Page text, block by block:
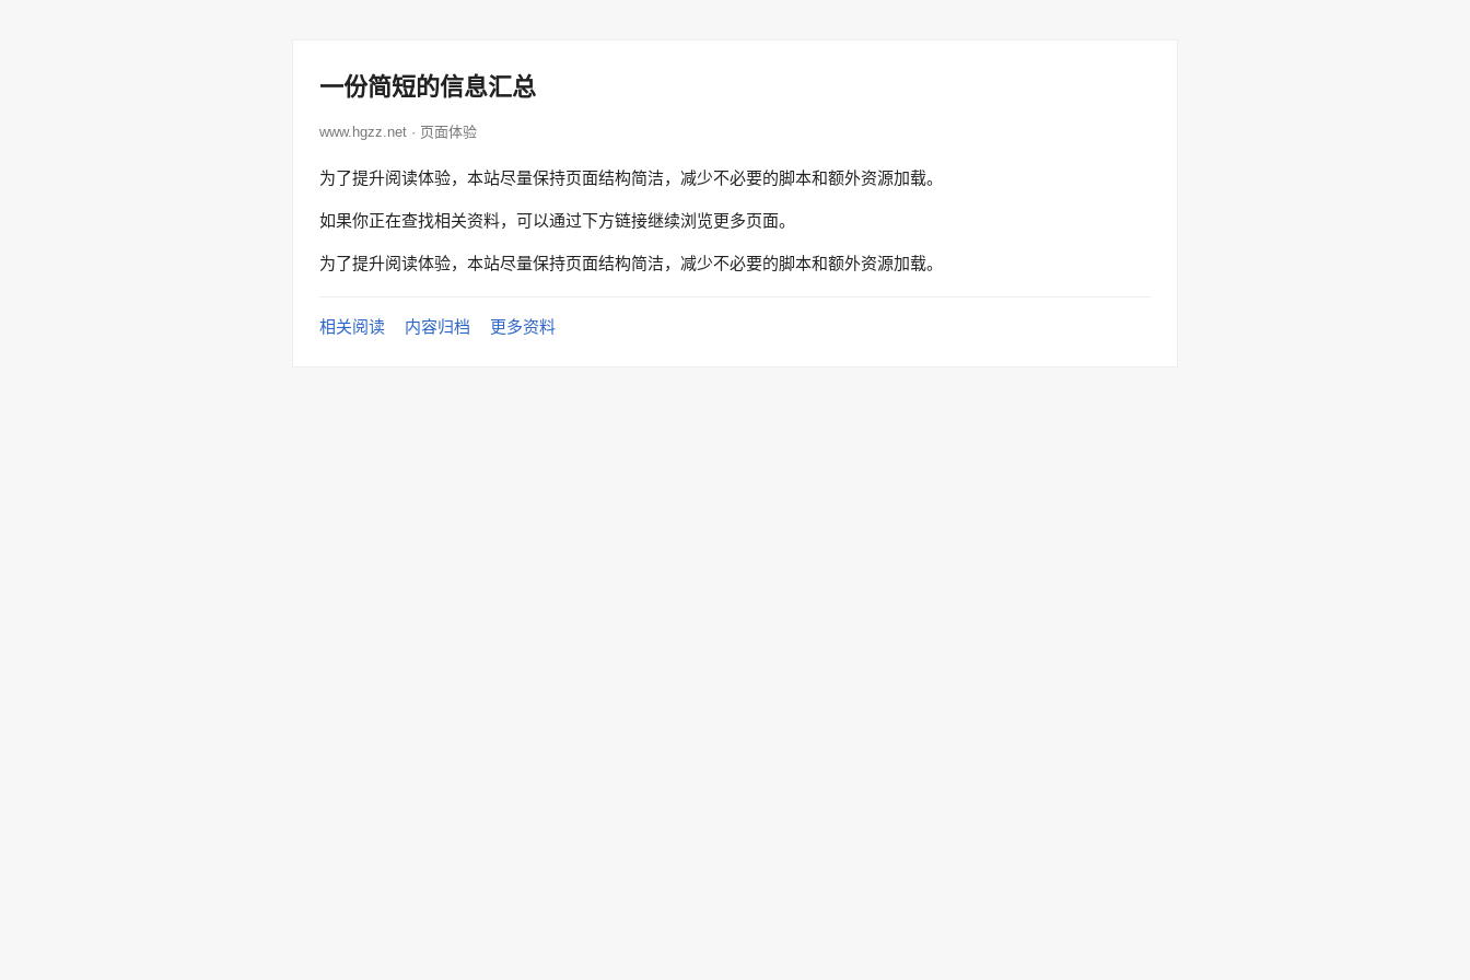
一份简短的信息汇总
www.hgzz.net · 页面体验
为了提升阅读体验，本站尽量保持页面结构简洁，减少不必要的脚本和额外资源加载。
如果你正在查找相关资料，可以通过下方链接继续浏览更多页面。
为了提升阅读体验，本站尽量保持页面结构简洁，减少不必要的脚本和额外资源加载。
相关阅读 内容归档 更多资料